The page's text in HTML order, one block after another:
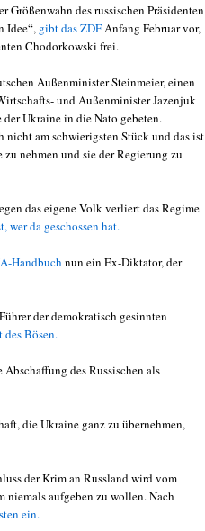
des russischen Präsidenten
Idee“, gibt das ZDF Anfang Februar vor,
Chodorkowski frei.
Außenminister Steinmeier, einen
und Außenminister Jazenjuk
Ukraine in die Nato gebeten.
nicht am schwierigsten Stück und das ist
nehmen und sie der Regierung zu
das eigene Volk verliert das Regime
da geschossen hat.
Handbuch nun ein Ex-Diktator, der
der demokratisch gesinnten
Bösen.
des Russischen als
die Ukraine ganz zu übernehmen,
der Krim an Russland wird vom
niemals aufgeben zu wollen. Nach
ein.